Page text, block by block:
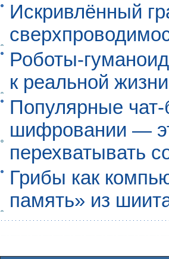
Искривлённый
Роботы-
к реальной жизни
Популярные
шифровании —
перехватывать
Грибы как
память» из